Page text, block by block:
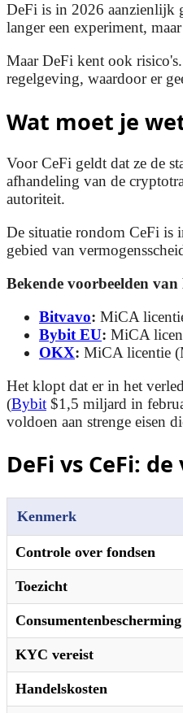
DeFi is in 2026 aanzienlijk
langer een experiment,
Maar DeFi kent ook
regelgeving, waardoor er
Wat moet je
Voor CeFi geldt dat ze de
afhandeling van de
autoriteit.
De situatie rondom CeFi is
gebied van
Bekende voorbeelden
Bitvavo: MiCA
Bybit EU: MiCA
OKX: MiCA licentie
Het klopt dat er in het
(Bybit $1,5 miljard in
voldoen aan strenge eisen
DeFi vs CeFi:
Kenmerk
Controle over fondsen
Toezicht
Consumentenbescherming
KYC vereist
Handelskosten